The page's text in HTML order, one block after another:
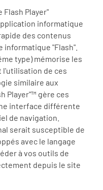
Flash Player"
informatique
des contenus
"Flash".
type) mémorise les
l'utilisation de ces
similaire aux
Player"™ gère ces
interface différente
de navigation.
serait susceptible de
avec le langage
à vos outils de
depuis le site